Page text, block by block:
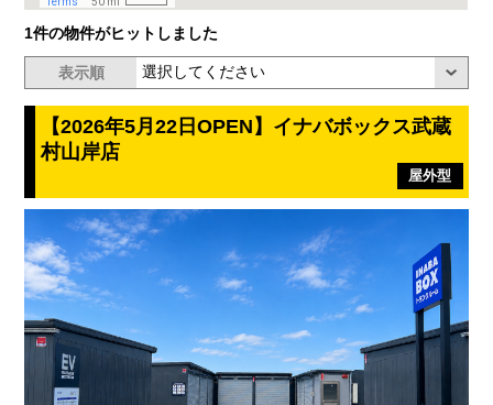
1件の物件がヒットしました
表示順
【2026年5月22日OPEN】イナバボックス武蔵
村山岸店
屋外型